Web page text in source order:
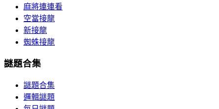
麻將連連看
空當接龍
新接龍
蜘蛛接龍
謎題合集
謎題合集
邏輯謎題